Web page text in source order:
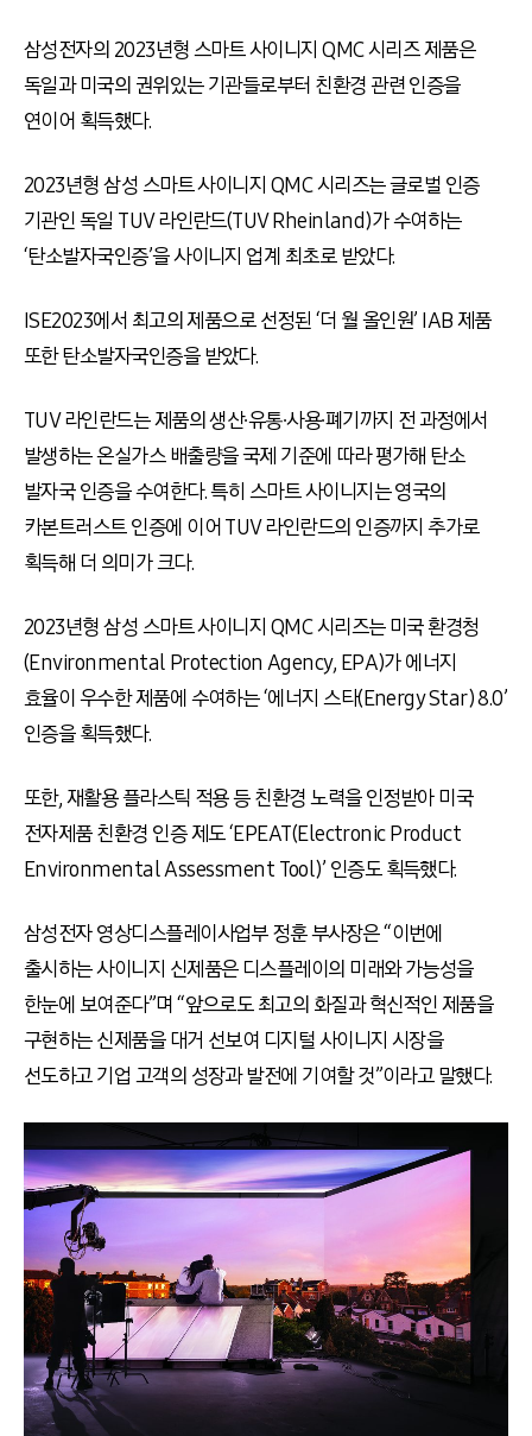
삼성전자의 2023년형 스마트 사이니지 QMC 시리즈 제품은
독일과 미국의 권위있는 기관들로부터 친환경 관련 인증을
연이어 획득했다.
2023년형 삼성 스마트 사이니지 QMC 시리즈는 글로벌 인증
기관인 독일 TUV 라인란드(TUV Rheinland)가 수여하는
‘탄소발자국인증’을 사이니지 업계 최초로 받았다.
ISE2023에서 최고의 제품으로 선정된 ‘더 월 올인원’ IAB 제품
또한 탄소발자국인증을 받았다.
TUV 라인란드는 제품의 생산∙유통∙사용∙폐기까지 전 과정에서
발생하는 온실가스 배출량을 국제 기준에 따라 평가해 탄소
발자국 인증을 수여한다. 특히 스마트 사이니지는 영국의
카본트러스트 인증에 이어 TUV 라인란드의 인증까지 추가로
획득해 더 의미가 크다.
2023년형 삼성 스마트 사이니지 QMC 시리즈는 미국 환경청
(Environmental Protection Agency, EPA)가 에너지
효율이 우수한 제품에 수여하는 ‘에너지 스타(Energy Star) 8.0’
인증을 획득했다.
또한, 재활용 플라스틱 적용 등 친환경 노력을 인정받아 미국
전자제품 친환경 인증 제도 ‘EPEAT(Electronic Product
Environmental Assessment Tool)’ 인증도 획득했다.
삼성전자 영상디스플레이사업부 정훈 부사장은 “이번에
출시하는 사이니지 신제품은 디스플레이의 미래와 가능성을
한눈에 보여준다”며 “앞으로도 최고의 화질과 혁신적인 제품을
구현하는 신제품을 대거 선보여 디지털 사이니지 시장을
선도하고 기업 고객의 성장과 발전에 기여할 것”이라고 말했다.